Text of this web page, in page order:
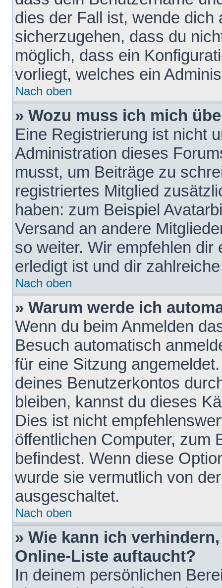
dies der Fall ist, wende dich
sicherzugehen, dass du
möglich, dass ein
vorliegt, welches ein
Nach oben
» Wozu muss ich mich
Eine Registrierung ist nicht
Administration dieses
musst, um Beiträge zu
registriertes Mitglied
haben: zum Beispiel
Versand an andere
so weiter. Wir empfehlen
erledigt ist und dir
Nach oben
» Warum werde ich
Wenn du beim Anmelden
Besuch automatisch
für eine Sitzung
deines Benutzerkontos
bleiben, kannst du dieses
Dies ist nicht
öffentlichen Computer, zum
befindest. Wenn diese
wurde sie vermutlich von
ausgeschaltet.
Nach oben
» Wie kann ich
Online-Liste auftaucht?
In deinem persönlichen